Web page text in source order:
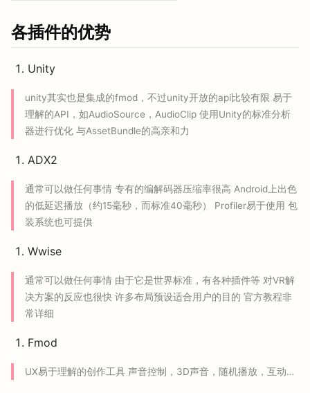
各插件的优势
Unity
unity其实也是集成的fmod，不过unity开放的api比较有限 易于
理解的API，如AudioSource，AudioClip 使用Unity的标准分析
器进行优化 与AssetBundle的高亲和力
ADX2
通常可以做任何事情 专有的编解码器压缩率很高 Android上出色
的低延迟播放（约15毫秒，而标准40毫秒） Profiler易于使用 包
装系统也可提供
Wwise
通常可以做任何事情 由于它是世界标准，有各种插件等 对VR解
决方案的反应也很快 许多布局预设适合用户的目的 官方教程非
常详细
Fmod
UX易于理解的创作工具 声音控制，3D声音，随机播放，互动…